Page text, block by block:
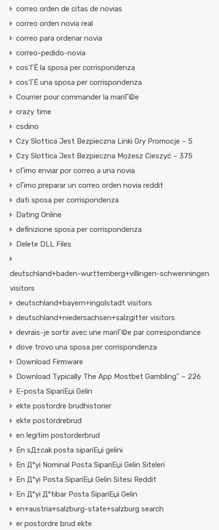
correo orden de citas de novias
correo orden novia real
correo para ordenar novia
correo-pedido-novia
cos'ГЁ la sposa per corrispondenza
cos'ГЁ una sposa per corrispondenza
Courrier pour commander la mariГ©e
crazy time
csdino
Czy Slottica Jest Bezpieczna Linki Gry Promocje – 5
Czy Slottica Jest Bezpieczna Możesz Cieszyć – 375
cГіmo enviar por correo a una novia
cГіmo preparar un correo orden novia reddit
dati sposa per corrispondenza
Dating Online
definizione sposa per corrispondenza
Delete DLL Files
deutschland+baden-wurttemberg+villingen-schwenningen
visitors
deutschland+bayern+ingolstadt visitors
deutschland+niedersachsen+salzgitter visitors
devrais-je sortir avec une mariГ©e par correspondance
dove trovo una sposa per corrispondenza
Download Firmware
Download Typically The App Mostbet Gambling" – 226
E-posta SipariЕџi Gelin
ekte postordre brudhistorier
ekte postordrebrud
en legitim postorderbrud
En sД±cak posta sipariЕџi gelini
En Д°yi Nominal Posta SipariЕџi Gelin Siteleri
En Д°yi Posta SipariЕџi Gelin Sitesi Reddit
En Д°yi Д°tibar Posta SipariЕџi Gelin
en+austria+salzburg-state+salzburg search
er postordre brud ekte